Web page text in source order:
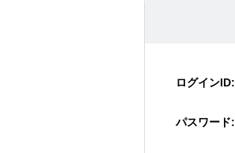
ログインID:
パスワード: